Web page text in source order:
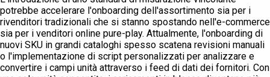
potrebbe accelerare l'onboarding dell'assortimento sia per i
rivenditori tradizionali che si stanno spostando nell'e-commerce
sia per i venditori online pure-play. Attualmente, l'onboarding di
nuovi SKU in grandi cataloghi spesso scatena revisioni manuali
o l'implementazione di script personalizzati per analizzare e
convertire i campi unità attraverso i feed di dati dei fornitori. Con